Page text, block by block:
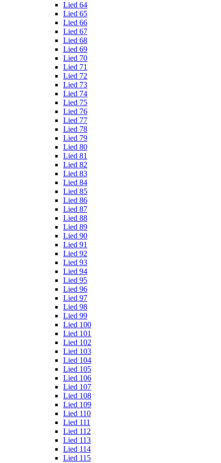
Lied 64
Lied 65
Lied 66
Lied 67
Lied 68
Lied 69
Lied 70
Lied 71
Lied 72
Lied 73
Lied 74
Lied 75
Lied 76
Lied 77
Lied 78
Lied 79
Lied 80
Lied 81
Lied 82
Lied 83
Lied 84
Lied 85
Lied 86
Lied 87
Lied 88
Lied 89
Lied 90
Lied 91
Lied 92
Lied 93
Lied 94
Lied 95
Lied 96
Lied 97
Lied 98
Lied 99
Lied 100
Lied 101
Lied 102
Lied 103
Lied 104
Lied 105
Lied 106
Lied 107
Lied 108
Lied 109
Lied 110
Lied 111
Lied 112
Lied 113
Lied 114
Lied 115